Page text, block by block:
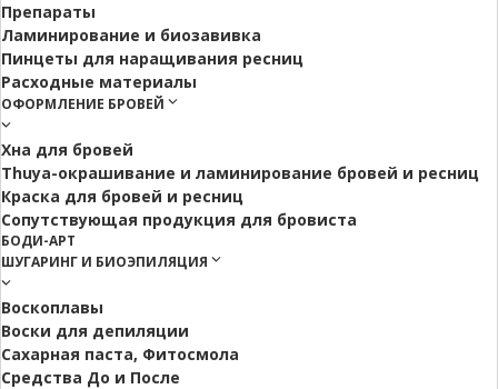
Препараты
Ламинирование и биозавивка
Пинцеты для наращивания ресниц
Расходные материалы
ОФОРМЛЕНИЕ БРОВЕЙ
Хна для бровей
Thuya-окрашивание и ламинирование бровей и ресниц
Краска для бровей и ресниц
Сопутствующая продукция для бровиста
БОДИ-АРТ
ШУГАРИНГ И БИОЭПИЛЯЦИЯ
Воскоплавы
Воски для депиляции
Сахарная паста, Фитосмола
Средства До и После